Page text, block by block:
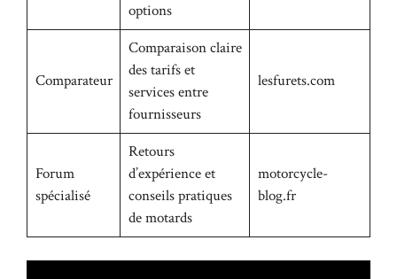
options
Comparateur
Comparaison claire
des tarifs et
services entre
fournisseurs
lesfurets.com
Forum
spécialisé
Retours
d’expérience et
conseils pratiques
de motards
motorcycle-
blog.fr